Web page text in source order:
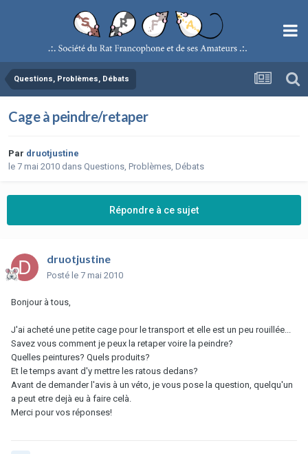
Questions, Problèmes, Débats
Cage à peindre/retaper
Par druotjustine
le 7 mai 2010 dans Questions, Problèmes, Débats
Répondre à ce sujet
druotjustine
Posté le 7 mai 2010
Bonjour à tous,
J'ai acheté une petite cage pour le transport et elle est un peu rouillée...
Savez vous comment je peux la retaper voire la peindre?
Quelles peintures? Quels produits?
Et le temps avant d'y mettre les ratous dedans?
Avant de demander l'avis à un véto, je vous pose la question, quelqu'un
a peut etre dejà eu à faire celà.
Merci pour vos réponses!